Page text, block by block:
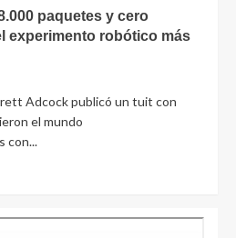
paquetes y cero
experimento robótico más
Adcock publicó un tuit con
el mundo
con...